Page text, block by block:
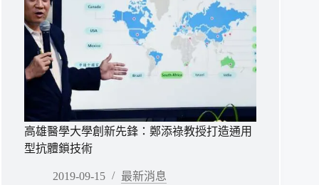
獎」
高雄醫學大學創新先鋒：鄭添祿教授打造通用
型抗體鎖技術
2019-09-15 最新消息